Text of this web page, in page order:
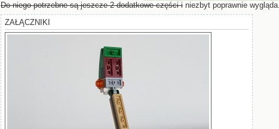
Do niego potrzebne są jeszcze 2 dodatkowe części iniezbyt poprawnie wygląda.
ZAŁĄCZNIKI